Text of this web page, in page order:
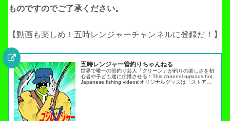
ものですのでご了承ください。
【動画も楽しめ！五時レンジャーチャンネルに登録だ！】
五時レンジャー管釣りちゃんねる
世界で唯一の管釣り芸人「グリーン」が釣りの楽しさを初
心者や子ども達に伝播させる！This channel uploads hot
Japanese fishing videos!オリジナルグッズは「ストア」